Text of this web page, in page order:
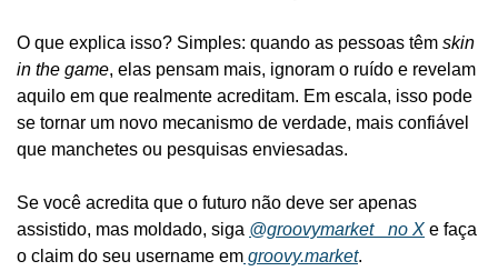
O que explica isso? Simples: quando as pessoas têm skin
in the game, elas pensam mais, ignoram o ruído e revelam
aquilo em que realmente acreditam. Em escala, isso pode
se tornar um novo mecanismo de verdade, mais confiável
que manchetes ou pesquisas enviesadas.
Se você acredita que o futuro não deve ser apenas
assistido, mas moldado, siga @groovymarket_ no X e faça
o claim do seu username em groovy.market.